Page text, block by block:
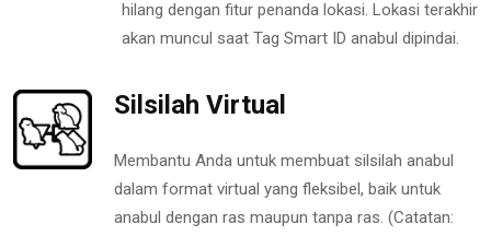
hilang dengan fitur penanda lokasi. Lokasi terakhir
akan muncul saat Tag Smart ID anabul dipindai.
Silsilah Virtual
Membantu Anda untuk membuat silsilah anabul
dalam format virtual yang fleksibel, baik untuk
anabul dengan ras maupun tanpa ras. (Catatan: